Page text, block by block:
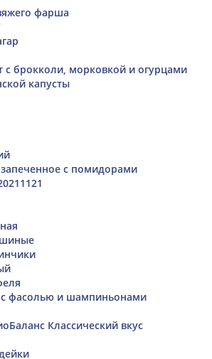
фарша
с брокколи, морковкой и огурцами
капусты
с помидорами
фасолью и шампиньонами
Классический вкус